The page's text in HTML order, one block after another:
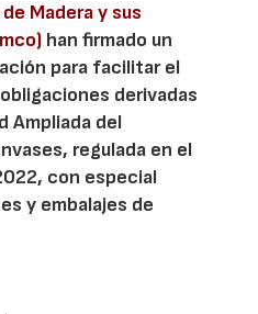
Madera y sus
han firmado un
para facilitar el
derivadas
Ampliada del
regulada en el
con especial
y embalajes de